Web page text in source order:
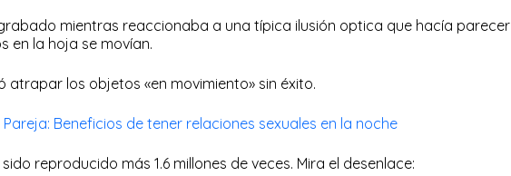
mientras reaccionaba a una típica ilusión optica que hacía parecer
en la hoja se movían.
atrapar los objetos «en movimiento» sin éxito.
Pareja: Beneficios de tener relaciones sexuales en la noche
reproducido más 1.6 millones de veces. Mira el desenlace: